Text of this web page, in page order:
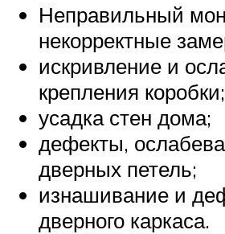
Неправильный
некорректные
искривление и
крепления коробки;
усадка стен дома;
дефекты,
дверных петель;
изнашивание и
дверного каркаса.